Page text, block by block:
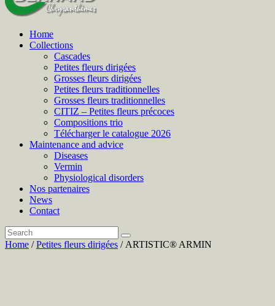
Home
Collections
Cascades
Petites fleurs dirigées
Grosses fleurs dirigées
Petites fleurs traditionnelles
Grosses fleurs traditionnelles
CITIZ – Petites fleurs précoces
Compositions trio
Télécharger le catalogue 2026
Maintenance and advice
Diseases
Vermin
Physiological disorders
Nos partenaires
News
Contact
Home /Petites fleurs dirigées / ARTISTIC® ARMIN